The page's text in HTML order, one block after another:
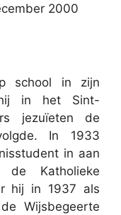
2000
school in zijn
in het Sint-
jezuïeten de
In 1933
in aan
Katholieke
hij in 1937 als
Wijsbegeerte